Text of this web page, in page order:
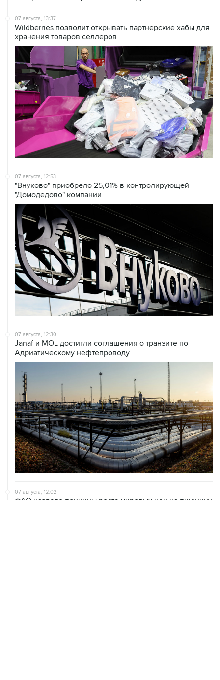
07 августа, 13:37
Wildberries позволит открывать партнерские хабы для
хранения товаров селлеров
07 августа, 12:53
"Внуково" приобрело 25,01% в контролирующей
"Домодедово" компании
07 августа, 12:30
Janaf и MOL достигли соглашения о транзите по
Адриатическому нефтепроводу
07 августа, 12:02
ФАО назвало причины роста мировых цен на пшеницу